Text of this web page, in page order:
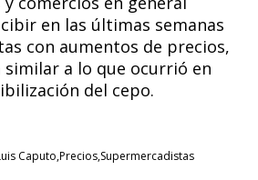
en las últimas semanas
con aumentos de precios,
similar a lo que ocurrió en
del cepo.
Caputo PreciosSupermercadistas